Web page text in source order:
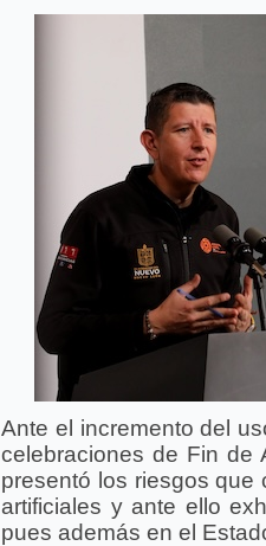
Ante el incremento del
celebraciones de Fin de
presentó los riesgos que
artificiales y ante ello
pues además en el